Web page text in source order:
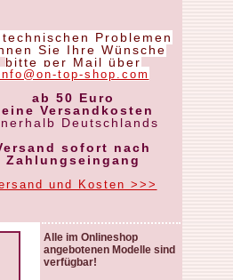
technischen Problemen
Sie Ihre Wünsche
bitte per Mail über
top-shop.com
ab 50 Euro
Versandkosten
Deutschlands
sofort nach
Zahlungseingang
und Kosten >>>
Alle im Onlineshop
angebotenen Modelle sind
verfügbar!